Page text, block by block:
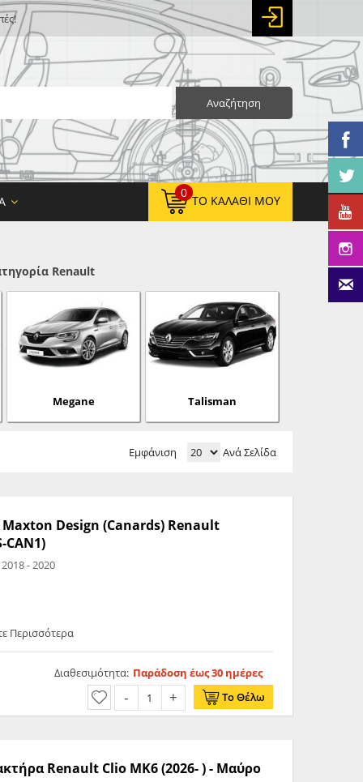
Αναζήτηση
0
ΤΟ ΚΑΛΆΘΙ ΜΟΥ
ΤΕΛΙΚΌ ΣΎΝΟΛΟ:0,00 €
Renault
Megane Talisman
Εμφάνιση Ανά Σελίδα
Design (Canards) Renault
CAN1)
RS 2018 - 2020
Περισσότερα
Διαθεσιμότητα: Παράδοση έως 30 ημέρες
Το Θέλω
Renault Clio MK6 (2026- ) - Μαύρο